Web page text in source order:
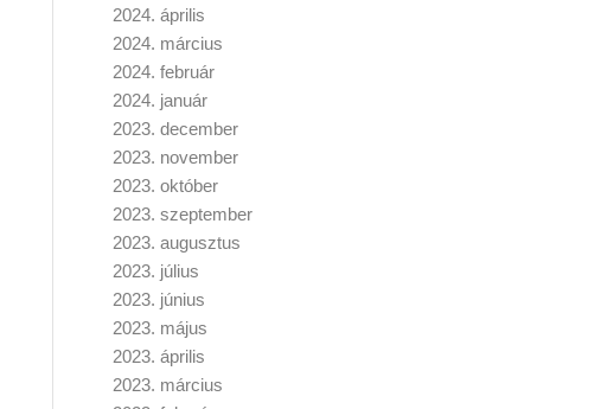
2024. április
2024. március
2024. február
2024. január
2023. december
2023. november
2023. október
2023. szeptember
2023. augusztus
2023. július
2023. június
2023. május
2023. április
2023. március